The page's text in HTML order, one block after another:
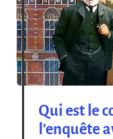
Qui est le
l’enquête